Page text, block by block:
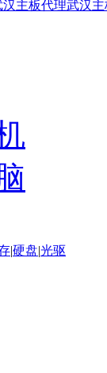
汉主板代理武汉
|硬盘|光驱